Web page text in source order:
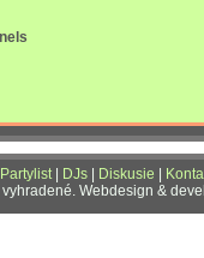
Partylist| DJs Diskusie
Webdesign &